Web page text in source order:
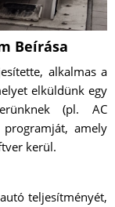
Beírása
alkalmas a
elküldünk egy
(pl. AC
amely
kerül.
teljesítményét,